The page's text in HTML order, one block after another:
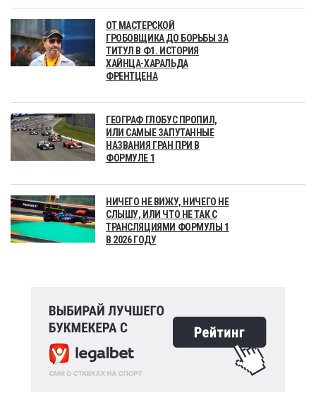
ОТ МАСТЕРСКОЙ
ГРОБОВЩИКА ДО БОРЬБЫ ЗА
ТИТУЛ В Ф1. ИСТОРИЯ
ХАЙНЦА-ХАРАЛЬДА
ФРЕНТЦЕНА
ГЕОГРАФ ГЛОБУС ПРОПИЛ,
ИЛИ САМЫЕ ЗАПУТАННЫЕ
НАЗВАНИЯ ГРАН ПРИ В
ФОРМУЛЕ 1
НИЧЕГО НЕ ВИЖУ, НИЧЕГО НЕ
СЛЫШУ, ИЛИ ЧТО НЕ ТАК С
ТРАНСЛЯЦИЯМИ ФОРМУЛЫ 1
В 2026 ГОДУ